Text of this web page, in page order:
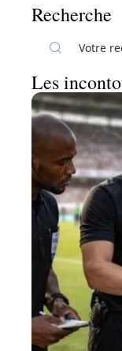
Recherche
Les